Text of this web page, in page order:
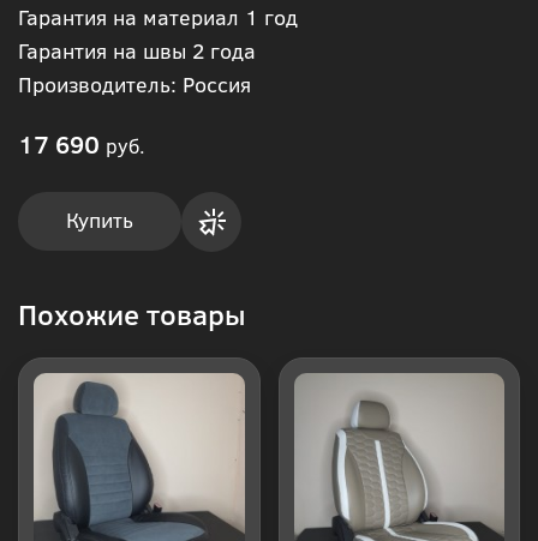
Гарантия на материал 1 год
Гарантия на швы 2 года
Производитель: Россия
17 690 руб.
Купить
Похожие товары